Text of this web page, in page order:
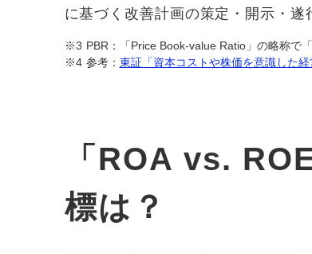
に基づく改善計画の策定・開示・遂
※3 PBR：「Price Book-value Ratio」の略称で
※4 参考： 東証「資本コストや株価を意識した
「ROA vs.
標は？